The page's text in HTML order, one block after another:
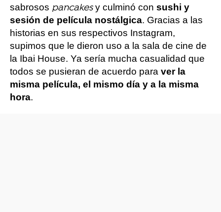
sabrosos pancakesy culminó con sushi y
sesión de película nostálgica. Gracias a las
historias en sus respectivos Instagram,
supimos que le dieron uso a la sala de cine de
la Ibai House. Ya sería mucha casualidad que
todos se pusieran de acuerdo para ver la
misma película, el mismo día y a la misma
hora.